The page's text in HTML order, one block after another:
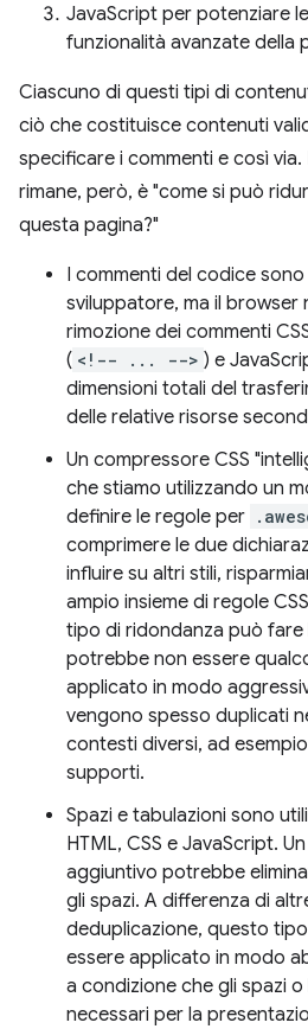
JavaScript per potenziare
funzionalità avanzate della
Ciascuno di questi tipi di
ciò che costituisce contenuti
specificare i commenti e così
rimane, però, è "come si può
questa pagina?"
I commenti del codice
sviluppatore, ma il browser
rimozione dei commenti
( <!-- ... --> ) e
dimensioni totali del
delle relative risorse
Un compressore CSS
che stiamo utilizzando un
definire le regole per
comprimere le due
influire su altri stili,
ampio insieme di regole
tipo di ridondanza può fare
potrebbe non essere
applicato in modo
vengono spesso duplicati
contesti diversi, ad
supporti.
Spazi e tabulazioni sono
HTML, CSS e JavaScript.
aggiuntivo potrebbe
gli spazi. A differenza di
deduplicazione, questo
essere applicato in modo
a condizione che gli spazi
necessari per la